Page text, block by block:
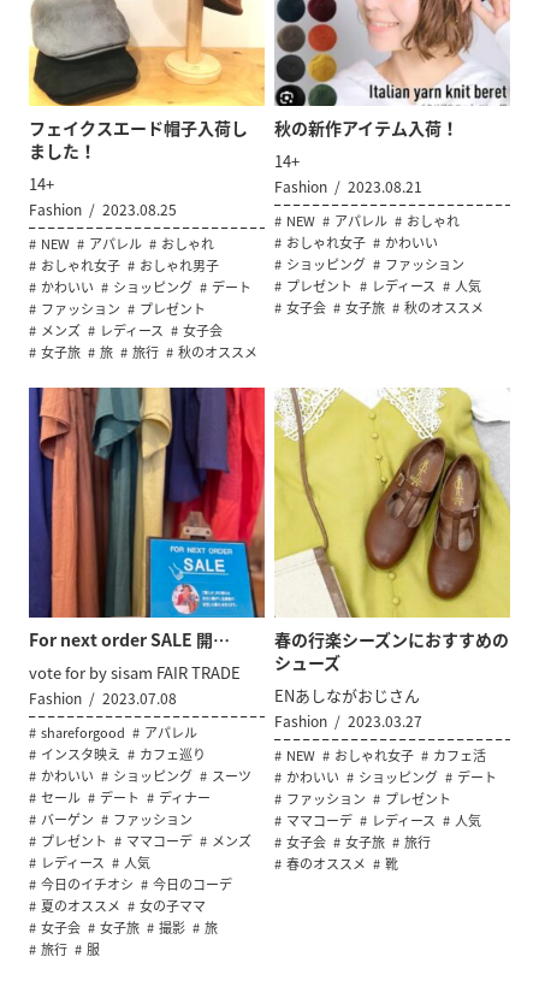
フェイクスエード帽子入荷し
ました！
14+
Fashion 2023.08.25
NEW アパレル
おしゃれ
おしゃれ女子
おしゃれ男子
かわいい
ショッピング
デート
ファッション
プレゼント
メンズ
レディース
女子会
女子旅
旅 旅行 秋のオススメ
秋の新作アイテム入荷！
14+
Fashion 2023.08.21
NEW アパレル
おしゃれ
おしゃれ女子
かわいい
ショッピング
ファッション
プレゼント
レディース
人気
女子会
女子旅 秋のオススメ
For next order SALE 開…
vote for by sisam FAIR TRADE
Fashion 2023.07.08
shareforgood
アパレル
インスタ映え
カフェ巡り
かわいい
ショッピング
スーツ
セール
デート
ディナー
バーゲン
ファッション
プレゼント
ママコーデ
メンズ
レディース
人気
今日のイチオシ
今日のコーデ
夏のオススメ
女の子ママ
女子会
女子旅 撮影
旅
旅行
服
春の行楽シーズンにおすすめの
シューズ
ENあしながおじさん
Fashion 2023.03.27
NEW おしゃれ女子
カフェ活
かわいい
ショッピング
デート
ファッション
プレゼント
ママコーデ
レディース
人気
女子会
女子旅
旅行
春のオススメ
靴